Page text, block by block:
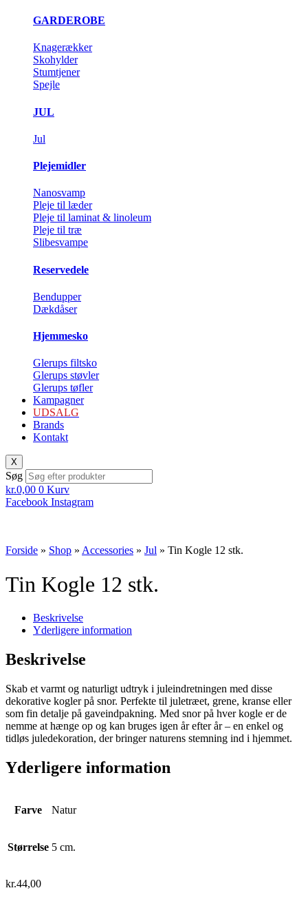
GARDEROBE
Knagerækker
Skohylder
Stumtjener
Spejle
JUL
Jul
Plejemidler
Nanosvamp
Pleje til læder
Pleje til laminat & linoleum
Pleje til træ
Slibesvampe
Reservedele
Bendupper
Dækdåser
Hjemmesko
Glerups filtsko
Glerups støvler
Glerups tøfler
Kampagner
UDSALG
Brands
Kontakt
X
Søg
kr.0,00 0 Kurv
Facebook Instagram
Forside » Shop » Accessories » Jul » Tin Kogle 12 stk.
Tin Kogle 12 stk.
Beskrivelse
Yderligere information
Beskrivelse
Skab et varmt og naturligt udtryk i juleindretningen med disse
dekorative kogler på snor. Perfekte til juletræet, grene, kranse eller
som fin detalje på gaveindpakning. Med snor på hver kogle er de
nemme at hænge op og kan bruges igen år efter år – en enkel og
tidløs juledekoration, der bringer naturens stemning ind i hjemmet.
Yderligere information
Farve Natur
Størrelse 5 cm.
kr.44,00